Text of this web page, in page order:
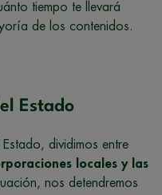
tiempo te llevará
de los contenidos.
Estado
dividimos entre
locales y las
nos detendremos